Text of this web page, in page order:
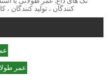
کنندگان ، تولید کنندگان
عمر